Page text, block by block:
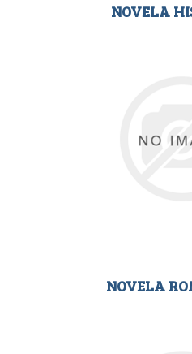
NOVELA
NOVELA